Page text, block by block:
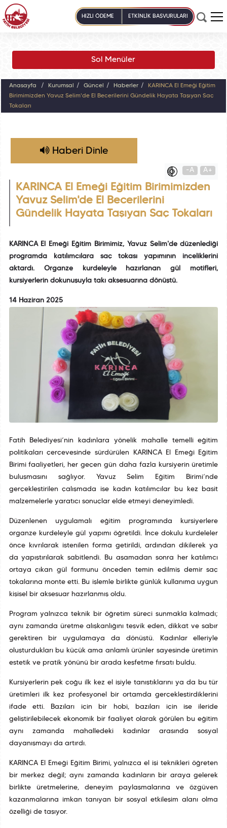
HIZLI ÖDEME ETKİNLİK BAŞVURULARI
Sol Menüler
Anasayfa Kurumsal Güncel Haberler
KARINCA El Emeği Eğitim
Birimimizden Yavuz Selim'de El Becerilerini Gündelik Hayata Taşıyan Saç
Tokaları
Haberi Dinle
-A A+
KARINCA El Emeği Eğitim Birimimizden
Yavuz Selim'de El Becerilerini
Gündelik Hayata Taşıyan Saç Tokaları
KARINCA El Emeği Eğitim Birimimiz, Yavuz Selim'de düzenlediği
programda katılımcılara saç tokası yapımının inceliklerini
aktardı. Organze kurdeleyle hazırlanan gül motifleri,
kursiyerlerin dokunuşuyla takı aksesuarına dönüştü.
14 Haziran 2025
Fatih Belediyesi’nin kadınlara yönelik mahalle temelli eğitim
politikaları çerçevesinde sürdürülen KARINCA El Emeği Eğitim
Birimi faaliyetleri, her geçen gün daha fazla kursiyerin üretimle
buluşmasını sağlıyor. Yavuz Selim Eğitim Birimi’nde
gerçekleştirilen çalışmada ise kadın katılımcılar bu kez basit
malzemelerle yaratıcı sonuçlar elde etmeyi deneyimledi.
Düzenlenen uygulamalı eğitim programında kursiyerlere
organze kurdeleyle gül yapımı öğretildi. İnce dokulu kurdeleler
önce kıvrılarak istenilen forma getirildi, ardından dikilerek ya
da yapıştırılarak sabitlendi. Bu aşamadan sonra her katılımcı
ortaya çıkan gül formunu önceden temin edilmiş demir saç
tokalarına monte etti. Bu işlemle birlikte günlük kullanıma uygun
kişisel bir aksesuar hazırlanmış oldu.
Program yalnızca teknik bir öğretim süreci sunmakla kalmadı;
aynı zamanda üretme alışkanlığını teşvik eden, dikkat ve sabır
gerektiren bir uygulamaya da dönüştü. Kadınlar elleriyle
oluşturdukları bu küçük ama anlamlı ürünler sayesinde üretimin
estetik ve pratik yönünü bir arada keşfetme fırsatı buldu.
Kursiyerlerin pek çoğu ilk kez el işiyle tanıştıklarını ya da bu tür
üretimleri ilk kez profesyonel bir ortamda gerçekleştirdiklerini
ifade etti. Bazıları için bir hobi, bazıları için ise ileride
geliştirilebilecek ekonomik bir faaliyet olarak görülen bu eğitim
aynı zamanda mahalledeki kadınlar arasında sosyal
dayanışmayı da artırdı.
KARINCA El Emeği Eğitim Birimi, yalnızca el işi teknikleri öğreten
bir merkez değil; aynı zamanda kadınların bir araya gelerek
birlikte üretmelerine, deneyim paylaşmalarına ve özgüven
kazanmalarına imkan tanıyan bir sosyal etkileşim alanı olma
özelliği de taşıyor.